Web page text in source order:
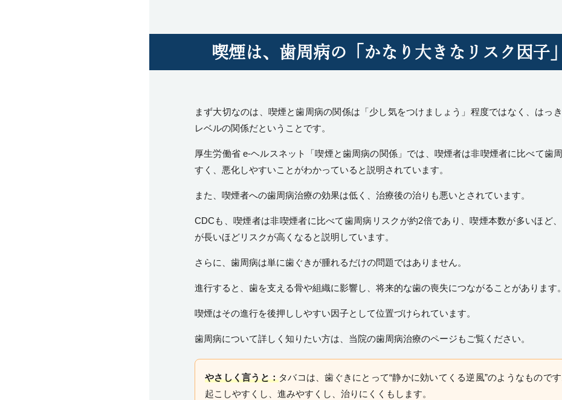
喫煙は、歯周病の「かなり大きなリスク因子
まず大切なのは、喫煙と歯周病の関係は「少し気をつけましょう」程度ではなく、はっ
レベルの関係だということです。
厚生労働省 e-ヘルスネット「喫煙と歯周病の関係」 では、喫煙者は非喫煙者に比べて歯
すく、悪化しやすいことがわかっていると説明されています。
また、喫煙者への歯周病治療の効果は低く、治療後の治りも悪いとされています。
CDC も、喫煙者は非喫煙者に比べて歯周病リスクが約2倍であり、喫煙本数が多いほど
が長いほどリスクが高くなると説明しています。
さらに、歯周病は単に歯ぐきが腫れるだけの問題ではありません。
進行すると、歯を支える骨や組織に影響し、将来的な歯の喪失につながることがあります。
喫煙はその進行を後押ししやすい因子として位置づけられています。
歯周病について詳しく知りたい方は、当院の歯周病治療のページもご覧ください。
やさしく言うと：タバコは、歯ぐきにとって“静かに効いてくる逆風”のようなもので
起こしやすくし、進みやすくし、治りにくくもします。